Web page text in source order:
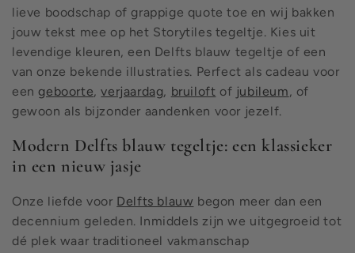
lieve boodschap of grappige quote toe en wij bakken
jouw tekst mee op het Storytiles tegeltje. Kies uit
levendige kleuren, een Delfts blauw tegeltje of een
van onze bekende illustraties. Perfect als cadeau voor
eengeboorte,verjaardag, bruiloft of jubileum, of
gewoon als bijzonder aandenken voor jezelf.
Modern Delfts blauw tegeltje: een klassieker
in een nieuw jasje
Onze liefde voor Delfts blauw begon meer dan een
decennium geleden. Inmiddels zijn we uitgegroeid tot
dé plek waar traditioneel vakmanschap